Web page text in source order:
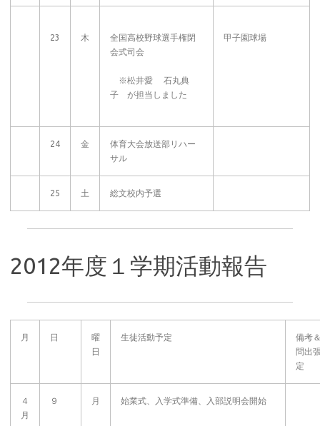
23 木
全国高校野球選手権閉
会式司会
※松井愛 石丸典
子 が担当しました
甲子園球場
24 金
体育大会放送部リハー
サル
25 土 総文校内予選
2012年度１学期活動報告
月 日
曜
日
生徒活動予定
備考
問出
定
４
月
９ 月 始業式、入学式準備、入部説明会開始